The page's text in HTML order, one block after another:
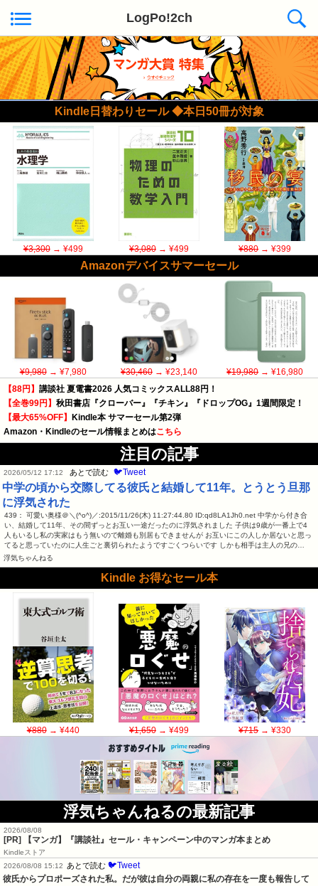
LogPo!2ch
Kindle日替わりセール ◆本日50冊が対象
¥3,300→ ¥499 ¥3,080→ ¥499 ¥880→ ¥399
Amazonデバイスサマーセール
¥9,980→ ¥7,980 ¥30,460→ ¥23,140 ¥19,980→ ¥16,980
【88円】 講談社 夏電書2026 人気コミックスALL88円！
【全巻99円】 秋田書店『クローバー』『チキン』『ドロップOG』1週間限定！
【最大65%OFF】
Kindle本 サマーセール第2弾
Amazon・Kindleのセール情報まとめはこちら
注目の記事
2026/05/12 17:12 あとで読む 🐦Tweet
中学の頃から交際してる彼氏と結婚して11年。とうとう旦那
に浮気された
439： 可愛い奥様＠＼(^o^)／:2015/11/26(木) 11:27:44.80 ID:qd8LA1Jh0.net 中学から付き合
い、結婚して11年、その間ずっとお互い一途だったのに浮気されました 子供は9歳が一番上で4
人もいるし私の実家はもう無いので離婚も別居もできませんが お互いにこの人しか居ないと思っ
てると思っていたのに人生ごと裏切られたようですごくつらいです しかも相手は主人の兄の…
浮気ちゃんねる
Kindle お得なセール本
¥880→ ¥440 ¥1,650→ ¥499 ¥715→ ¥330
浮気ちゃんねるの最新記事
2026/08/08
[PR] 【マンガ】『講談社』セール・キャンペーン中のマンガ本まとめ
Kindleストア
2026/08/08 15:12
あとで読む 🐦Tweet
彼氏からプロポーズされた私。だが彼は自分の両親に私の存在を一度も報告して